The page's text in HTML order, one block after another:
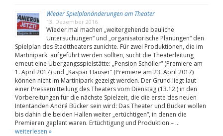
Wieder Spielplanänderungen am Theater
13. Dezember 2016
Wieder mal machen „weitergehende bauliche
Untersuchungen“ und „organisatorische Planungen“ den
Spielplan des Stadttheaters zunichte. Für zwei Produktionen, die im
Martinipark aufgeführt werden sollten, sucht die Theaterleitung
erneut eine Übergangsspielstätte: „Pension Schöller“ (Premiere am
1. April 2017) und „Kaspar Hauser“ (Premiere am 23. April 2017)
können nicht im Martinipark gezeigt werden. Der Grund liegt laut
einer Pressemitteilung des Theaters vom Dienstag (13.12.) in den
Vorbereitungen für die nächste Spielzeit, die die erste des neuen
Intentanden André Bücker sein wird: Das Theater und Bücker wollen
bis dahin die beiden Hallen weiter „ertüchtigen“, in denen die
Premieren geplant waren. Ertüchtigung und Produktion – …
weiterlesen »